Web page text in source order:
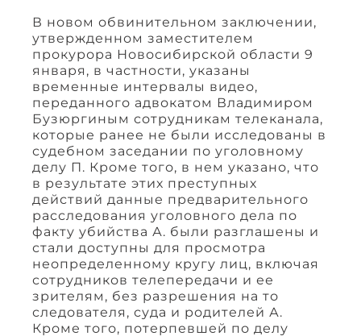
В новом обвинительном заключении,
утвержденном заместителем
прокурора Новосибирской области 9
января, в частности, указаны
временные интервалы видео,
переданного адвокатом Владимиром
Бузюргиным сотрудникам телеканала,
которые ранее не были исследованы в
судебном заседании по уголовному
делу П. Кроме того, в нем указано, что
в результате этих преступных
действий данные предварительного
расследования уголовного дела по
факту убийства А. были разглашены и
стали доступны для просмотра
неопределенному кругу лиц, включая
сотрудников телепередачи и ее
зрителям, без разрешения на то
следователя, суда и родителей А.
Кроме того, потерпевшей по делу